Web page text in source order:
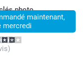
maintenant,
mercredi
photo